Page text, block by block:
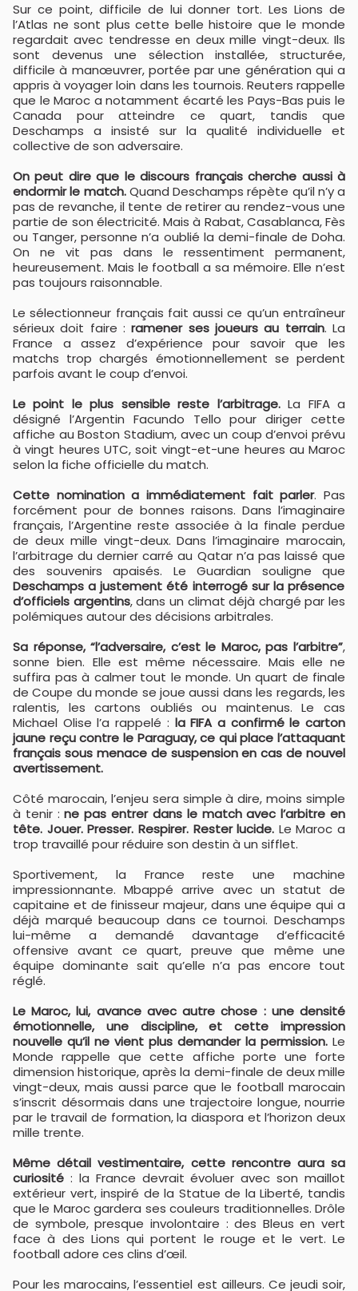
Sur ce point, difficile de lui donner tort. Les Lions de
l’Atlas ne sont plus cette belle histoire que le monde
regardait avec tendresse en deux mille vingt-deux. Ils
sont devenus une sélection installée, structurée,
difficile à manœuvrer, portée par une génération qui a
appris à voyager loin dans les tournois. Reuters rappelle
que le Maroc a notamment écarté les Pays-Bas puis le
Canada pour atteindre ce quart, tandis que
Deschamps a insisté sur la qualité individuelle et
collective de son adversaire.
On peut dire que le discours français cherche aussi à
endormir le match.Quand Deschamps répète qu’il n’y a
pas de revanche, il tente de retirer au rendez-vous une
partie de son électricité. Mais à Rabat, Casablanca, Fès
ou Tanger, personne n’a oublié la demi-finale de Doha.
On ne vit pas dans le ressentiment permanent,
heureusement. Mais le football a sa mémoire. Elle n’est
pas toujours raisonnable.
Le sélectionneur français fait aussi ce qu’un entraîneur
sérieux doit faire : ramener ses joueurs au terrain. La
France a assez d’expérience pour savoir que les
matchs trop chargés émotionnellement se perdent
parfois avant le coup d’envoi.
Le point le plus sensible reste l’arbitrage.La FIFA a
désigné l’Argentin Facundo Tello pour diriger cette
affiche au Boston Stadium, avec un coup d’envoi prévu
à vingt heures UTC, soit vingt-et-une heures au Maroc
selon la fiche officielle du match.
Cette nomination a immédiatement fait parler. Pas
forcément pour de bonnes raisons. Dans l’imaginaire
français, l’Argentine reste associée à la finale perdue
de deux mille vingt-deux. Dans l’imaginaire marocain,
l’arbitrage du dernier carré au Qatar n’a pas laissé que
des souvenirs apaisés. Le Guardian souligne que
Deschamps a justement été interrogé sur la présence
d’officiels argentins, dans un climat déjà chargé par les
polémiques autour des décisions arbitrales.
Sa réponse, “l’adversaire, c’est le Maroc, pas l’arbitre”,
sonne bien. Elle est même nécessaire. Mais elle ne
suffira pas à calmer tout le monde. Un quart de finale
de Coupe du monde se joue aussi dans les regards, les
ralentis, les cartons oubliés ou maintenus. Le cas
Michael Olise l’a rappelé : la FIFA a confirmé le carton
jaune reçu contre le Paraguay, ce qui place l’attaquant
français sous menace de suspension en cas de nouvel
avertissement.
Côté marocain, l’enjeu sera simple à dire, moins simple
à tenir :ne pas entrer dans le match avec l’arbitre en
tête. Jouer. Presser. Respirer. Rester lucide. Le Maroc a
trop travaillé pour réduire son destin à un sifflet.
Sportivement, la France reste une machine
impressionnante. Mbappé arrive avec un statut de
capitaine et de finisseur majeur, dans une équipe qui a
déjà marqué beaucoup dans ce tournoi. Deschamps
lui-même a demandé davantage d’efficacité
offensive avant ce quart, preuve que même une
équipe dominante sait qu’elle n’a pas encore tout
réglé.
Le Maroc, lui, avance avec autre chose : une densité
émotionnelle, une discipline, et cette impression
nouvelle qu’il ne vient plus demander la permission. Le
Monde rappelle que cette affiche porte une forte
dimension historique, après la demi-finale de deux mille
vingt-deux, mais aussi parce que le football marocain
s’inscrit désormais dans une trajectoire longue, nourrie
par le travail de formation, la diaspora et l’horizon deux
mille trente.
Même détail vestimentaire, cette rencontre aura sa
curiosité : la France devrait évoluer avec son maillot
extérieur vert, inspiré de la Statue de la Liberté, tandis
que le Maroc gardera ses couleurs traditionnelles. Drôle
de symbole, presque involontaire : des Bleus en vert
face à des Lions qui portent le rouge et le vert. Le
football adore ces clins d’œil.
Pour les marocains, l’essentiel est ailleurs. Ce jeudi soir,